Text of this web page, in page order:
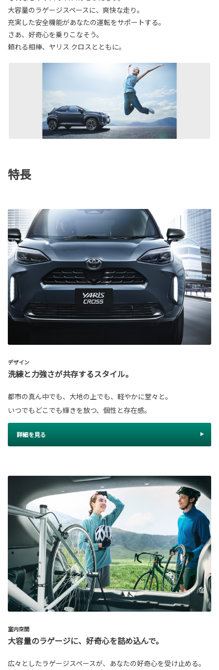
大容量のラゲージスペースに、爽快な走り。
充実した安全機能があなたの運転をサポートする。
さあ、好奇心を乗りこなそう。
頼れる相棒、ヤリス クロスとともに。
特長
デザイン
洗練と力強さが共存するスタイル。
都市の真ん中でも、大地の上でも、軽やかに堂々と。
いつでもどこでも輝きを放つ、個性と存在感。
詳細を見る
室内空間
大容量のラゲージに、好奇心を詰め込んで。
広々としたラゲージスペースが、あなたの好奇心を受け止める。